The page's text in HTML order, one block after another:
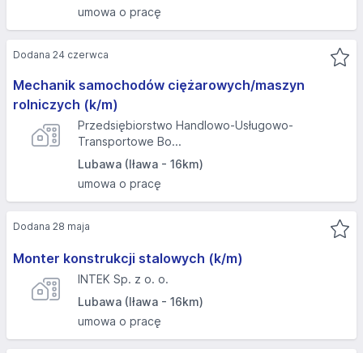
umowa o pracę
Mechanik samochodów ciężarowych/maszyn
rolniczych (k/m)
Przedsiębiorstwo Handlowo-Usługowo-
Transportowe Bo...
Lubawa (Iława - 16km)
umowa o pracę
Dodana 24 czerwca
Monter konstrukcji stalowych (k/m)
INTEK Sp. z o. o.
Lubawa (Iława - 16km)
umowa o pracę
Dodana 28 maja